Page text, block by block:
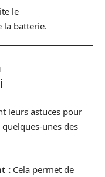
le
la batterie.
leurs astuces pour
unes des
: Cela permet de